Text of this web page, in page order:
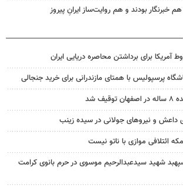
خبرنگار بودند و هم‌ روایت‌ساز ایرانِ پیروز
آمریکا برای برداشتن محاصره دریایی ایران
پرسپولیس با همتای مازندرانی برای خرید جنجالی
شد
داعش و نیروهای جولانی در سیده زینب
ائتلافی موازی با ناتو نیست
شهید سیدعبدالرحیم موسوی در حرم بانوی کرامت